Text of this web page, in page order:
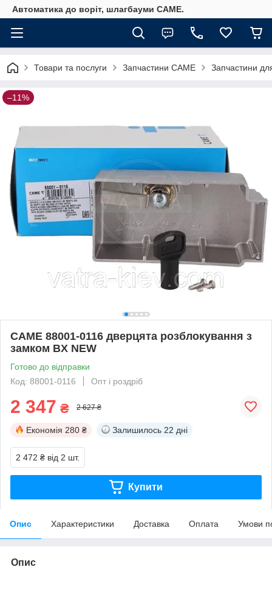
Автоматика до воріт, шлагбауми CAME.
Товари та послуги Запчастини CAME Запчастини
–11%
CAME 88001-0116 дверцята розблокування з
замком BX NEW
Готово до відправки
Код: 88001-0116
Опт і роздріб
2 347 ₴ 2 627 ₴
Економія 280 ₴ Залишилось 22 дні
2 472 ₴ від 2 шт.
Купити
Опис Характеристики Доставка Оплата Умови
Опис